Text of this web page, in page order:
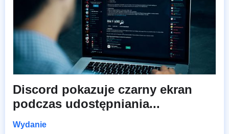
Discord pokazuje czarny ekran
podczas udostępniania...
Wydanie